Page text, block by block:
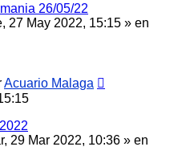
26/05/22
27 May 2022, 15:15 » en
Acuario Malaga
29 Mar 2022, 10:36 » en